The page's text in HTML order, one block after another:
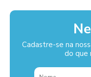
Cadastre-se na
do que